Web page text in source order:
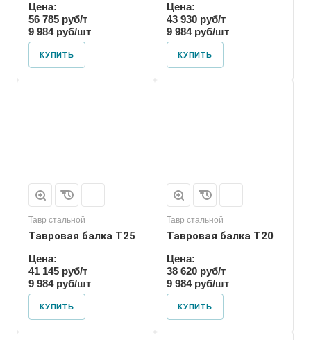
Цена:
56 785 руб/т
9 984 руб/шт
КУПИТЬ
Цена:
43 930 руб/т
9 984 руб/шт
КУПИТЬ
Тавр стальной
Тавровая балка T25
Цена:
41 145 руб/т
9 984 руб/шт
КУПИТЬ
Тавр стальной
Тавровая балка T20
Цена:
38 620 руб/т
9 984 руб/шт
КУПИТЬ